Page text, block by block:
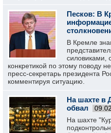
Песков: В
В Кремле
силовиками,
конкретикой по этому поводу
пресс-секретарь президента
комментируя ситуацию.
На шахте в
обвал
На шахте